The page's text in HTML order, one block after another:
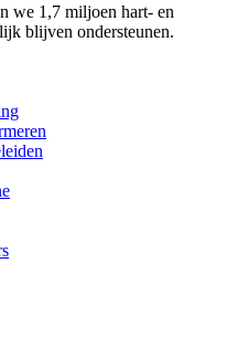
we 1,7 miljoen hart- en
blijven ondersteunen.